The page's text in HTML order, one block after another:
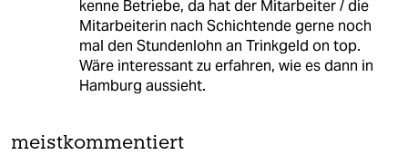
kenne Betriebe, da hat der Mitarbeiter / die
Mitarbeiterin nach Schichtende gerne noch
mal den Stundenlohn an Trinkgeld on top.
Wäre interessant zu erfahren, wie es dann in
Hamburg aussieht.
meistkommentiert